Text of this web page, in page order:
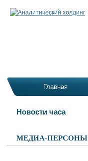
Главная
Новости часа
МЕДИА-ПЕРСОНЫ